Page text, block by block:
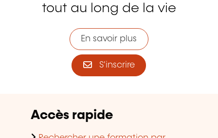
tout au long de la vie
En savoir plus
S'inscrire
Accès rapide